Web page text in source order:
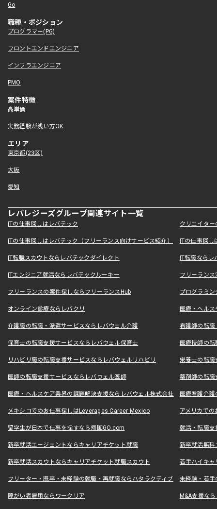
Go
職種・ポジション
プログラマー(PG)
フロントエンドエンジニア
インフラエンジニア
PMO
案件特徴
高単価
実務経験が浅い方OK
エリア
東京都(23区)
大阪
愛知
レバレジーズグループ関連サイト一覧
ITの仕事探しはレバテック クリエイタ
ITの仕事探しはレバテック（フリーランス向けサービス紹介） ITの仕事探
IT転職スカウトならレバテックダイレクト IT転職なら
ITエンジニア就活ならレバテックルーキー フリーラン
フリーランスの案件探しならフリーランスHub プログラミ
オンライン診療ならレバクリ 医療・ヘル
介護職の転職・派遣サービスならレバウェル介護 看護師の転
保育士の転職支援サービスならレバウェル保育士 医療技師の
リハビリ職の転職支援サービスならレバウェルリハビリ 栄養士の転
医師の転職支援サービスならレバウェル医師 薬剤師の転
医療・ヘルスケア業界の課題解決支援ならレバウェル株式会社 医療看護介
メキシコでのお仕事探しはLeverages Career Mexico アメリカで
留学生が日本で仕事を探すなら帰国GO.com 就活・転職
新卒就活エージェントならキャリアチケット就職 新卒就活無料
新卒就活スカウトならキャリアチケット就職スカウト 若手ハイキ
フリーター・既卒・未経験の就職・再就職ならハタラクティブ 未経験・若手
障がい者雇用ならワークリア M&A支援な